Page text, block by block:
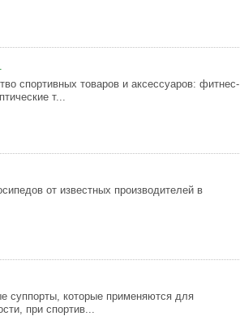
спортивных товаров и аксессуаров: фитнес-
т...
от известных производителей в
суппорты, которые применяются для
при спортив...